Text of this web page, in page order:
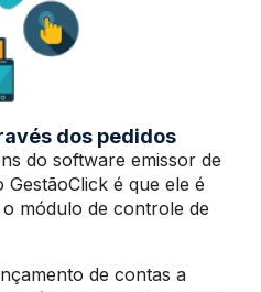
dos pedidos
do software emissor de
é que ele é
módulo de controle de
de contas a